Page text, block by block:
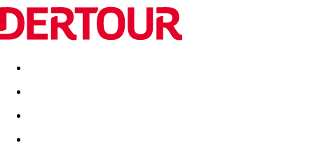
Destinatii Vacanta perfecta OFERTE DE NERATAT